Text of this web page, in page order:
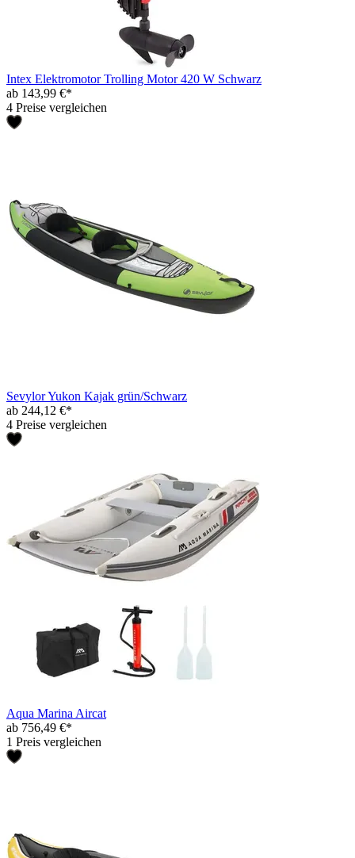
Intex Elektromotor Trolling Motor 420 W Schwarz
ab 143,99 €*
4 Preise vergleichen
Sevylor Yukon Kajak grün/Schwarz
ab 244,12 €*
4 Preise vergleichen
Aqua Marina Aircat
ab 756,49 €*
1 Preis vergleichen